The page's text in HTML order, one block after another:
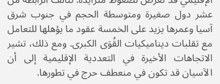
عشر دول صغيرة ومتوسطة الحجم في جنوب شرق
آسيا وعمرها يزيد على الخمسة عقود ما يؤهلها للتعامل
مع تقلبات ديناميكيات القُوَى الكبرى. ومع ذلك، تشير
الاتجاهات الأخيرة في التعددية الإقليمية إلى أن
الآسيان قد تكون في منعطف حرج في تطورها.